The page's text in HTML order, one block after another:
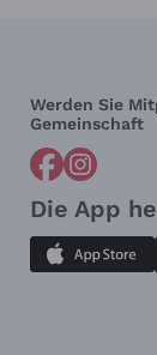
Werden Sie
Gemeinschaft
Die App